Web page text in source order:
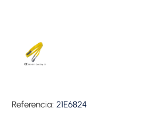
Referencia: 21E6824